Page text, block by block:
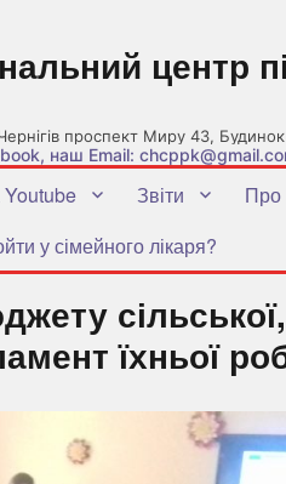
проспект Миру 43, Будинок
, наш Email:
центр
Звіти Про
у сімейного лікаря?
їхньої